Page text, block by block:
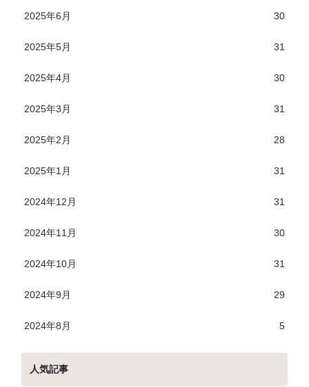
2025年6月 30
2025年5月 31
2025年4月 30
2025年3月 31
2025年2月 28
2025年1月 31
2024年12月 31
2024年11月 30
2024年10月 31
2024年9月 29
2024年8月 5
人気記事